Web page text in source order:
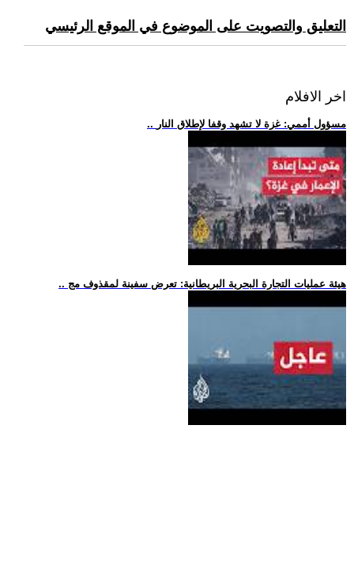
التعليق والتصويت على الموضوع في الموقع الرئيسي
اخر الافلام
.. مسؤول أممي: غزة لا تشهد وقفا لإطلاق النار
.. هيئة عمليات التجارة البحرية البريطانية: تعرض سفينة لمقذوف مج